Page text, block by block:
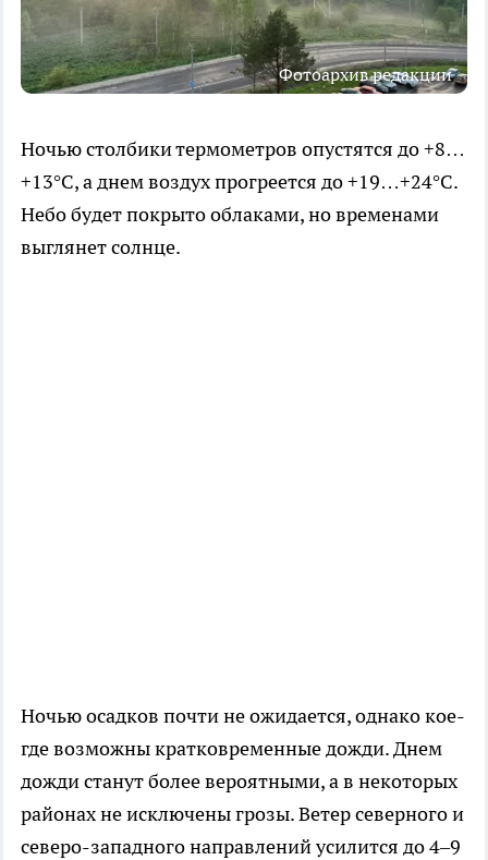
Фотоархив редакции
Ночью столбики термометров опустятся до +8…
+13°C, а днем воздух прогреется до +19…+24°C.
Небо будет покрыто облаками, но временами
выглянет солнце.
Ночью осадков почти не ожидается, однако кое-
где возможны кратковременные дожди. Днем
дожди станут более вероятными, а в некоторых
районах не исключены грозы. Ветер северного и
северо-западного направлений усилится до 4–9